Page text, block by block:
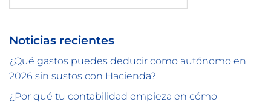
Noticias recientes
¿Qué gastos puedes deducir como autónomo en
2026 sin sustos con Hacienda?
¿Por qué tu contabilidad empieza en cómo